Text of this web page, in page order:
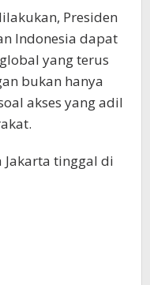
Presiden
Indonesia dapat
yang terus
bukan hanya
akses yang adil
Jakarta tinggal di